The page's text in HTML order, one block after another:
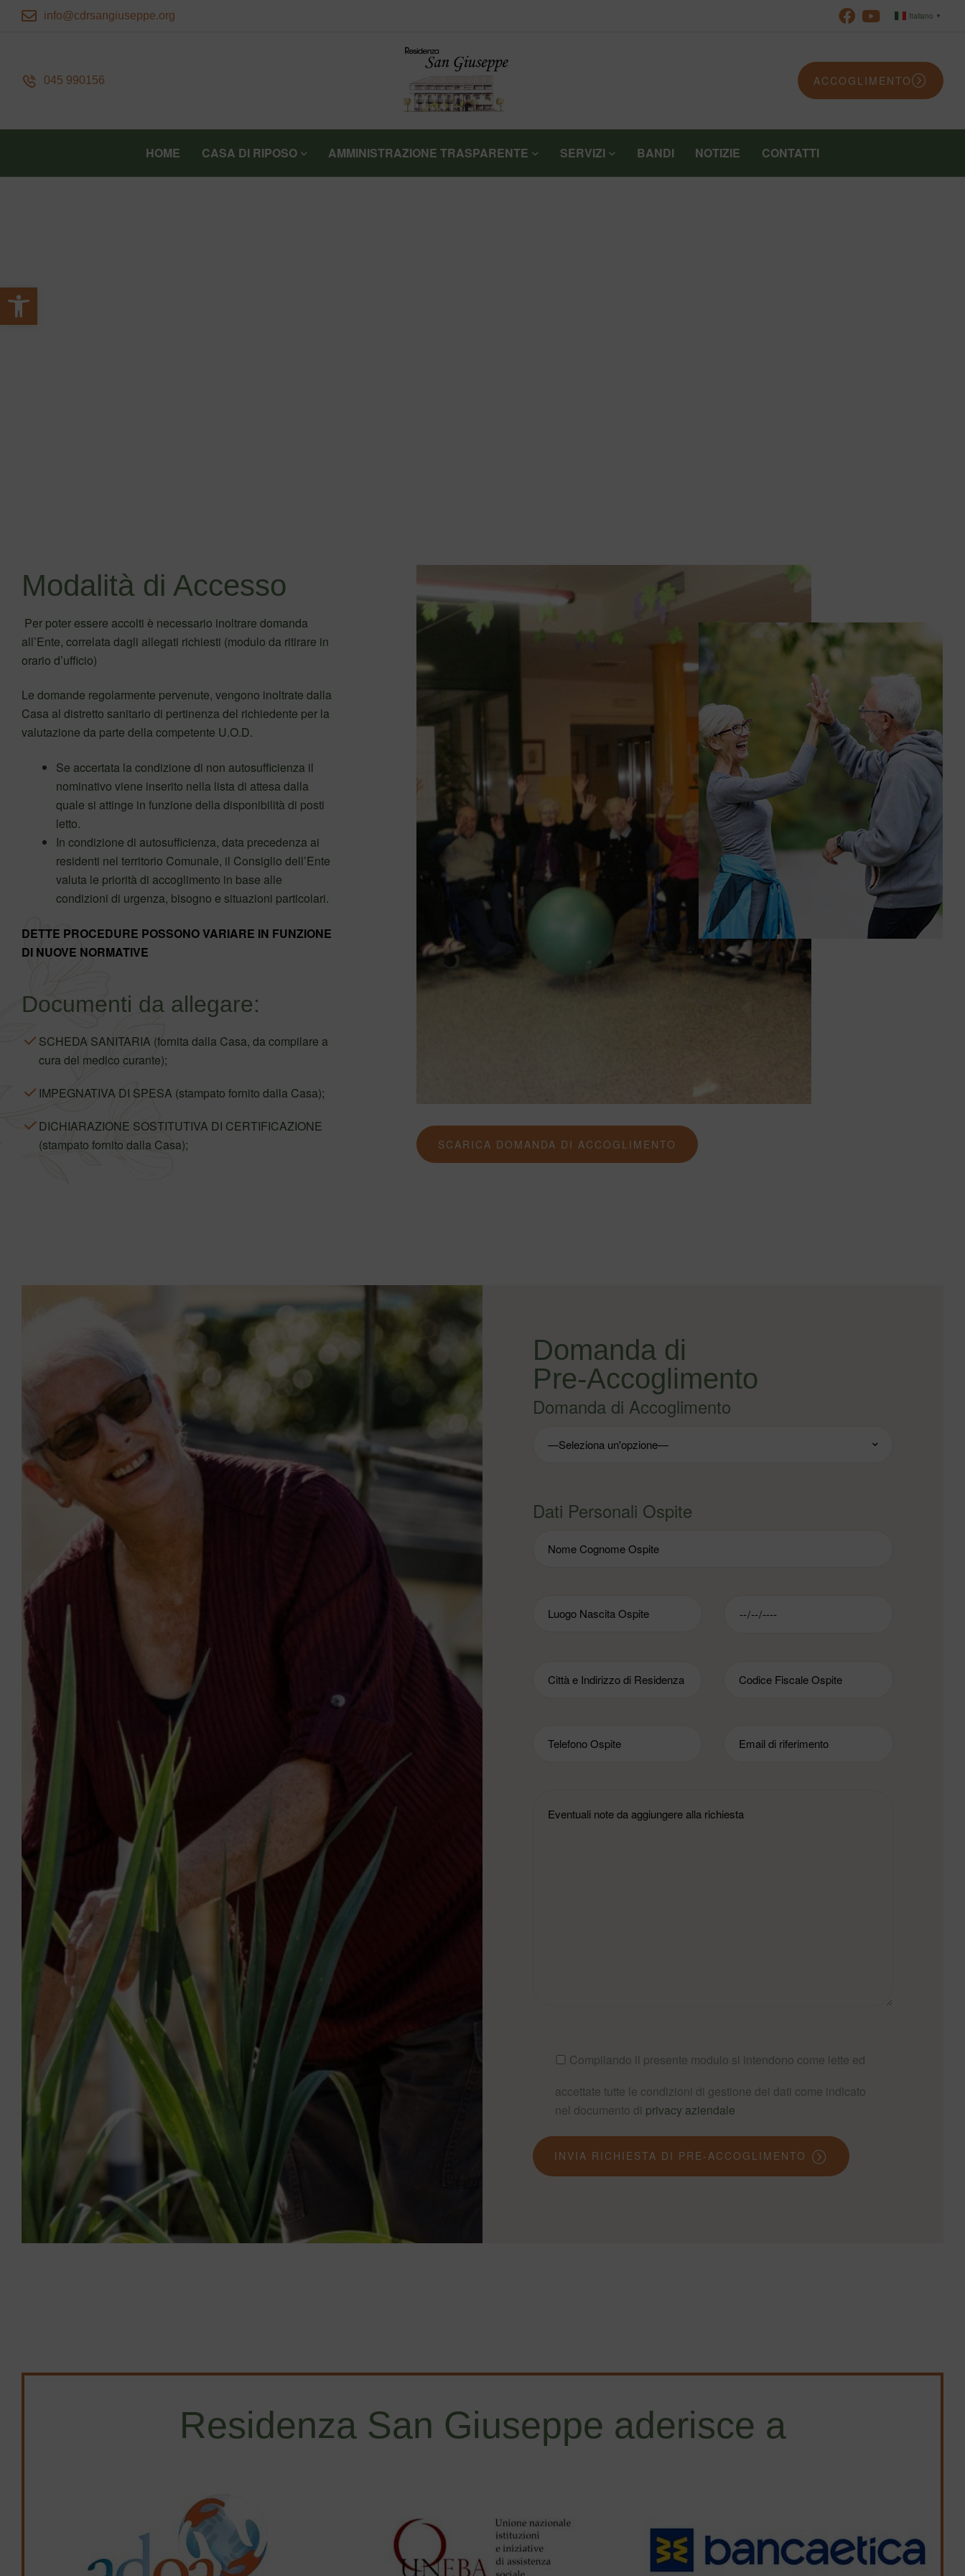
Apri la barra degli strumenti
info@cdrsangiuseppe.org Italiano ▼
045 990156 ACCOGLIMENTO
HOME CASA DI RIPOSO AMMINISTRAZIONE TRASPARENTE SERVIZI BANDI NOTIZIE CONTATTI
Modalità di Accesso
Per poter essere accolti è necessario inoltrare domanda
all’Ente, correlata dagli allegati richiesti (modulo da ritirare in
orario d’ufficio)
Le domande regolarmente pervenute, vengono inoltrate dalla
Casa al distretto sanitario di pertinenza del richiedente per la
valutazione da parte della competente U.O.D.
Se accertata la condizione di non autosufficienza il
nominativo viene inserito nella lista di attesa dalla
quale si attinge in funzione della disponibilità di posti
letto.
In condizione di autosufficienza, data precedenza ai
residenti nel territorio Comunale, il Consiglio dell’Ente
valuta le priorità di accoglimento in base alle
condizioni di urgenza, bisogno e situazioni particolari.
DETTE PROCEDURE POSSONO VARIARE IN FUNZIONE
DI NUOVE NORMATIVE
Documenti da allegare:
SCHEDA SANITARIA (fornita dalla Casa, da compilare a
cura del medico curante);
IMPEGNATIVA DI SPESA (stampato fornito dalla Casa);
DICHIARAZIONE SOSTITUTIVA DI CERTIFICAZIONE
(stampato fornito dalla Casa);
SCARICA DOMANDA DI ACCOGLIMENTO
Domanda di
Pre-Accoglimento
Domanda di Accoglimento
Dati Personali Ospite
Compilando il presente modulo si intendono come lette ed
accettate tutte le condizioni di gestione dei dati come indicato
nel documento di privacy aziendale
INVIA RICHIESTA DI PRE-ACCOGLIMENTO
Residenza San Giuseppe aderisce a